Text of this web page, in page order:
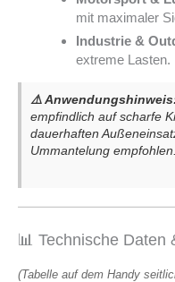
mit maximaler
Industrie &
extreme Lasten.
⚠️
empfindlich auf scharfe
dauerhaften
Ummantelung empfohlen.
📊 Technische Daten
(Tabelle auf dem Handy